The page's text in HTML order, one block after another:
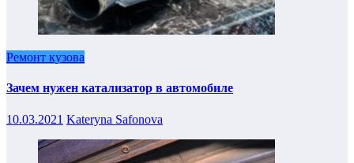
Ремонт кузова
Зачем нужен катализатор в автомобиле
10.03.2021 Kateryna Safonova